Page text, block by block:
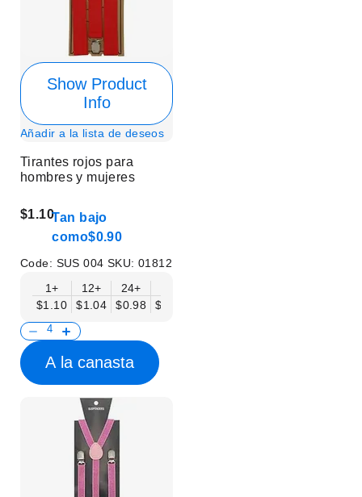
Show Product
Info
Añadir a la lista de deseos
Tirantes rojos para
hombres y mujeres
$1.10Tan bajo
como$0.90
Code: SUS 004 SKU:01812
1+
$1.10
12+
$1.04
24+
$0.98
$0.90
A la canasta